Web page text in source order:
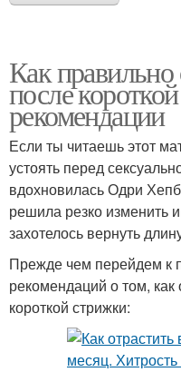
Как правильно
после
рекомендации
Если ты читаешь этот
устоять перед
вдохновилась Одри
решила резко
захотелось вернуть
Прежде чем перейдем к
рекомендаций о том,
короткой стрижки: